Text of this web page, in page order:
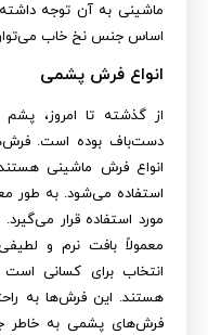
ماشینی به آن توجه
اساس جنس نخ خاب می‌توان
انواع فرش پشمی
از گذشته تا امروز،
دست‌باف بوده است.
انواع فرش ماشینی
‌استفاده می‌شود. به طور
مورد استفاده قرار
معمولاً بافت نرم و
انتخاب برای کسانی است
هستند. این فرش‌ها به
فرش‌های پشمی به خاطر